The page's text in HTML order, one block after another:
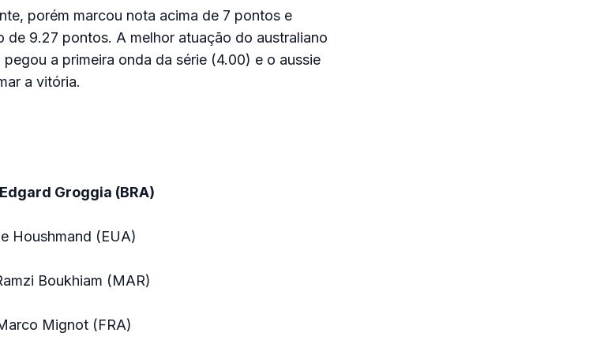
porém marcou nota acima de 7 pontos e
de 9.27 pontos. A melhor atuação do australiano
a primeira onda da série (4.00) e o aussie
a vitória.
Groggia (BRA)
Houshmand (EUA)
Boukhiam (MAR)
Mignot (FRA)